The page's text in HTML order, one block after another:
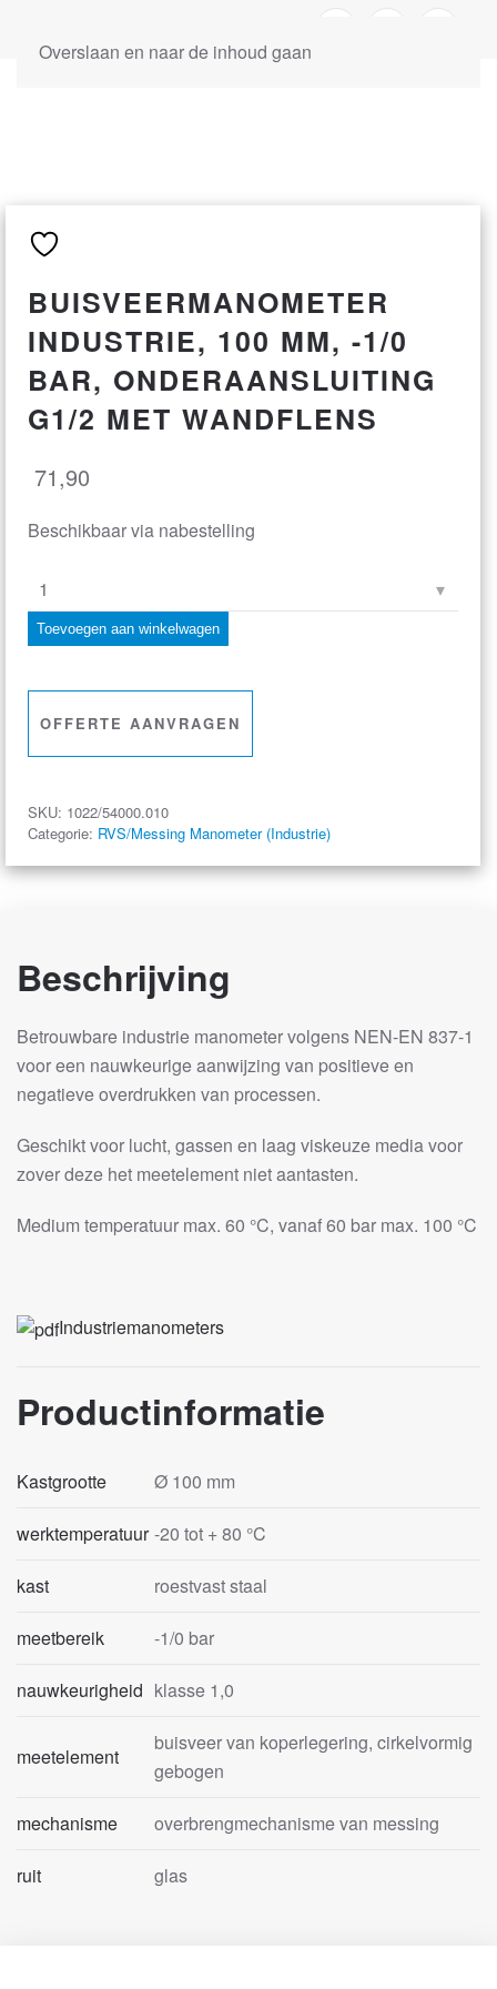
Overslaan en naar de inhoud gaan
BUISVEERMANOMETER
INDUSTRIE, 100 MM, -1/0
BAR, ONDERAANSLUITING
G1/2 MET WANDFLENS
71,90
Beschikbaar via nabestelling
buisveermanometer
industrie,
mm,
-1/0
G1/2
met
wandflens
Toevoegen aan winkelwagen
OFFERTE AANVRAGEN
SKU: 1022/54000.010
Categorie: RVS/Messing Manometer (Industrie)
Beschrijving
Betrouwbare industrie manometer volgens NEN-EN 837-1
voor een nauwkeurige aanwijzing van positieve en
negatieve overdrukken van processen.
Geschikt voor lucht, gassen en laag viskeuze media voor
zover deze het meetelement niet aantasten.
Medium temperatuur max. 60 °C, vanaf 60 bar max. 100 °C
Industriemanometers
Productinformatie
Kastgrootte Ø 100 mm
werktemperatuur -20 tot + 80 °C
kast roestvast staal
meetbereik -1/0 bar
nauwkeurigheid klasse 1,0
meetelement
buisveer van koperlegering, cirkelvormig
gebogen
mechanisme overbrengmechanisme van messing
ruit glas